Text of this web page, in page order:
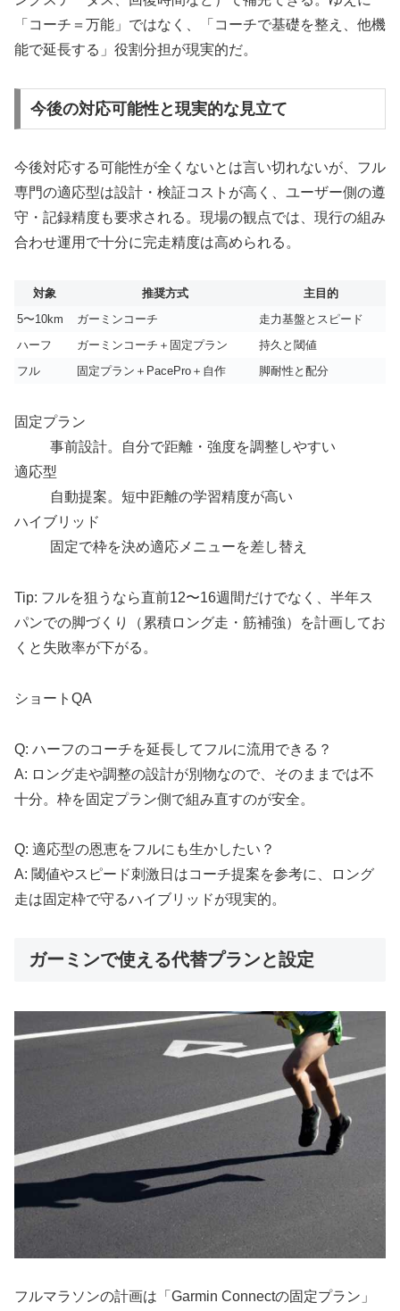
「コーチ＝万能」ではなく、「コーチで基礎を整え、他機
能で延長する」役割分担が現実的だ。
今後の対応可能性と現実的な見立て
今後対応する可能性が全くないとは言い切れないが、フル
専門の適応型は設計・検証コストが高く、ユーザー側の遵
守・記録精度も要求される。現場の観点では、現行の組み
合わせ運用で十分に完走精度は高められる。
対象 推奨方式
主目的
5〜10km
ガーミンコーチ
走力基盤とスピード
ハーフ
ガーミンコーチ＋固定プラン
持久と閾値
フル
固定プラン＋PacePro＋自作 脚耐性と配分
固定プラン
事前設計。自分で距離・強度を調整しやすい
適応型
自動提案。短中距離の学習精度が高い
ハイブリッド
固定で枠を決め適応メニューを差し替え
Tip: フルを狙うなら直前12〜16週間だけでなく、半年ス
パンでの脚づくり（累積ロング走・筋補強）を計画してお
くと失敗率が下がる。
ショートQA
Q: ハーフのコーチを延長してフルに流用できる？
A: ロング走や調整の設計が別物なので、そのままでは不
十分。枠を固定プラン側で組み直すのが安全。
Q: 適応型の恩恵をフルにも生かしたい？
A: 閾値やスピード刺激日はコーチ提案を参考に、ロング
走は固定枠で守るハイブリッドが現実的。
ガーミンで使える代替プランと設定
フルマラソンの計画は「Garmin Connectの固定プラン」